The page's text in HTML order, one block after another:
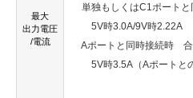
最大
出力電圧
/電流
単独もしくはC1ポート
5V時3.0A/9V時2.22A
Aポートと同時接続時 合
5V時3.5A（Aポートとの